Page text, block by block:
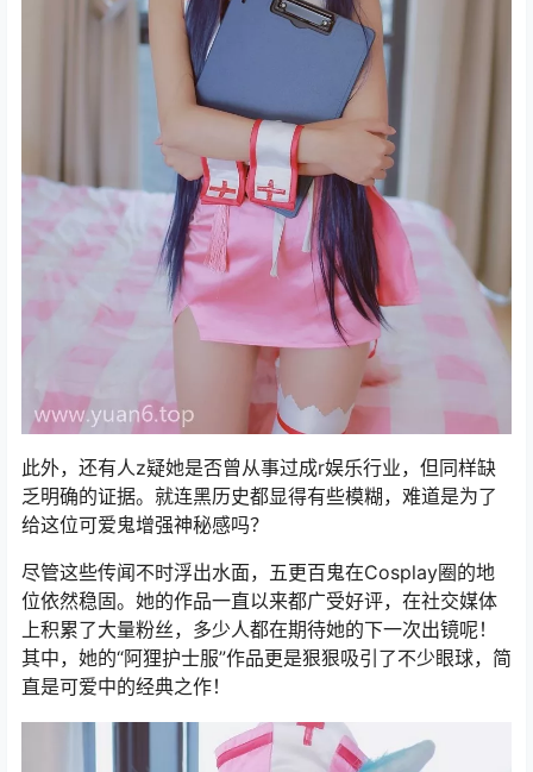
此外，还有人z疑她是否曾从事过成r娱乐行业，但同样缺
乏明确的证据。就连黑历史都显得有些模糊，难道是为了
给这位可爱鬼增强神秘感吗？
尽管这些传闻不时浮出水面，五更百鬼在Cosplay圈的地
位依然稳固。她的作品一直以来都广受好评，在社交媒体
上积累了大量粉丝，多少人都在期待她的下一次出镜呢！
其中，她的“阿狸护士服”作品更是狠狠吸引了不少眼球，简
直是可爱中的经典之作！